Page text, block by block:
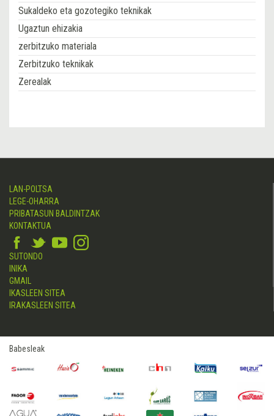
Sukaldeko eta gozotegiko teknikak
Ugaztun ehizakia
zerbitzuko materiala
Zerbitzuko teknikak
Zerealak
LAN-POLTSA
LEGE-OHARRA
PRIBATASUN BALDINTZAK
KONTAKTUA
SUTONDO
INIKA
GMAIL
IKASLEEN SITEA
IRAKASLEEN SITEA
Babesleak